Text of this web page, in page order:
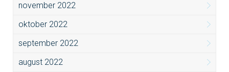
november 2022
oktober 2022
september 2022
august 2022